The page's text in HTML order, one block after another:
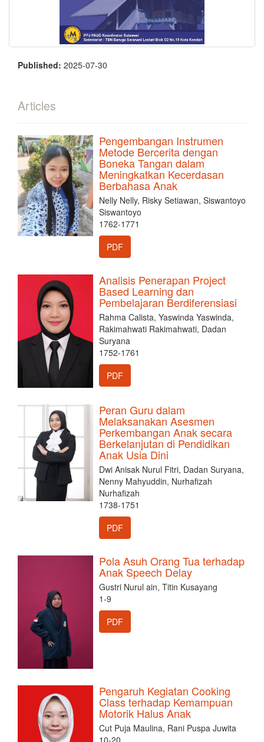
Published: 2025-07-30
Articles
Pengembangan Instrumen
Metode Bercerita dengan
Boneka Tangan dalam
Meningkatkan Kecerdasan
Berbahasa Anak
Nelly Nelly, Risky Setiawan, Siswantoyo
Siswantoyo
1762-1771
PDF
Analisis Penerapan Project
Based Learning dan
Pembelajaran Berdiferensiasi
Rahma Calista, Yaswinda Yaswinda,
Rakimahwati Rakimahwati, Dadan
Suryana
1752-1761
PDF
Peran Guru dalam
Melaksanakan Asesmen
Perkembangan Anak secara
Berkelanjutan di Pendidikan
Anak Usia Dini
Dwi Anisak Nurul Fitri, Dadan Suryana,
Nenny Mahyuddin, Nurhafizah
Nurhafizah
1738-1751
PDF
Pola Asuh Orang Tua terhadap
Anak Speech Delay
Gustri Nurul ain, Titin Kusayang
1-9
PDF
Pengaruh Kegiatan Cooking
Class terhadap Kemampuan
Motorik Halus Anak
Cut Puja Maulina, Rani Puspa Juwita
10-20